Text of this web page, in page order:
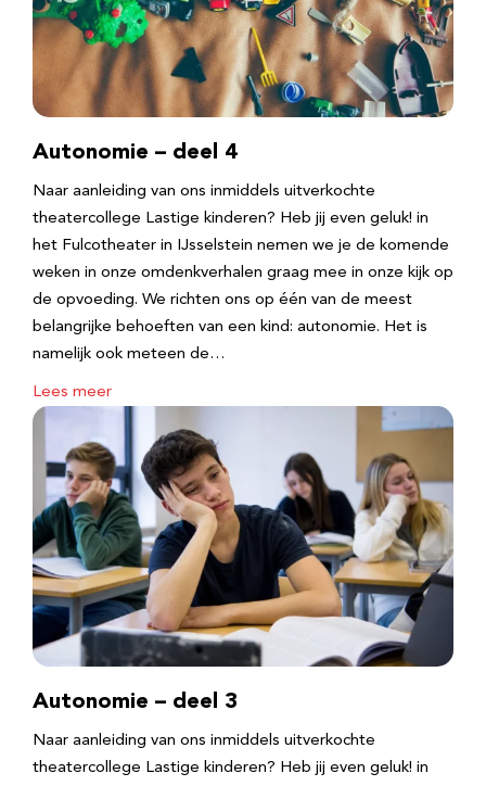
Autonomie – deel 4
Naar aanleiding van ons inmiddels uitverkochte
theatercollege Lastige kinderen? Heb jij even geluk! in
het Fulcotheater in IJsselstein nemen we je de komende
weken in onze omdenkverhalen graag mee in onze kijk op
de opvoeding. We richten ons op één van de meest
belangrijke behoeften van een kind: autonomie. Het is
namelijk ook meteen de…
Lees meer
Autonomie – deel 3
Naar aanleiding van ons inmiddels uitverkochte
theatercollege Lastige kinderen? Heb jij even geluk! in